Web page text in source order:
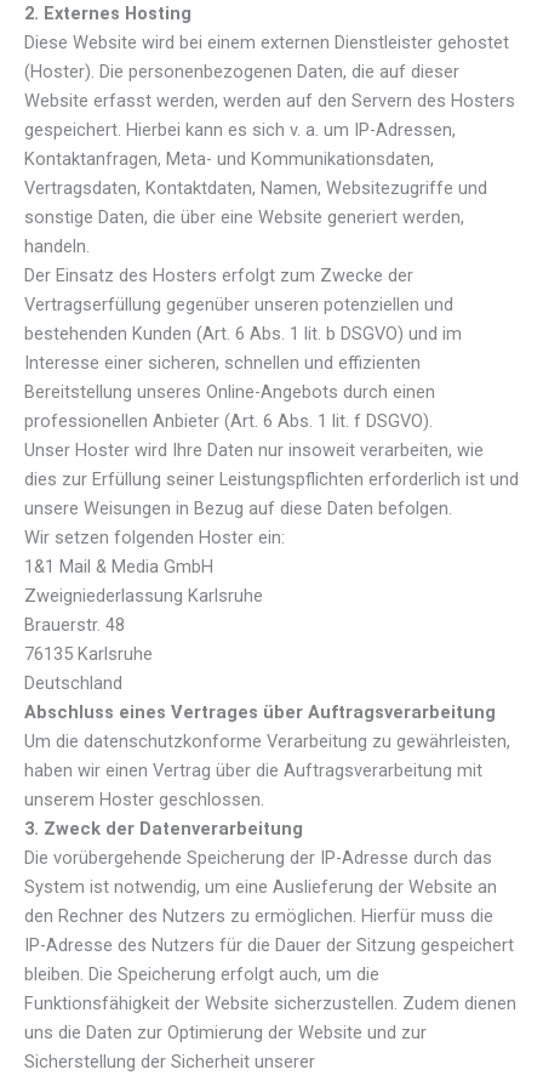
2. Externes Hosting
Diese Website wird bei einem externen Dienstleister gehostet
(Hoster). Die personenbezogenen Daten, die auf dieser
Website erfasst werden, werden auf den Servern des Hosters
gespeichert. Hierbei kann es sich v. a. um IP-Adressen,
Kontaktanfragen, Meta- und Kommunikationsdaten,
Vertragsdaten, Kontaktdaten, Namen, Websitezugriffe und
sonstige Daten, die über eine Website generiert werden,
handeln.
Der Einsatz des Hosters erfolgt zum Zwecke der
Vertragserfüllung gegenüber unseren potenziellen und
bestehenden Kunden (Art. 6 Abs. 1 lit. b DSGVO) und im
Interesse einer sicheren, schnellen und effizienten
Bereitstellung unseres Online-Angebots durch einen
professionellen Anbieter (Art. 6 Abs. 1 lit. f DSGVO).
Unser Hoster wird Ihre Daten nur insoweit verarbeiten, wie
dies zur Erfüllung seiner Leistungspflichten erforderlich ist und
unsere Weisungen in Bezug auf diese Daten befolgen.
Wir setzen folgenden Hoster ein:
1&1 Mail & Media GmbH
Zweigniederlassung Karlsruhe
Brauerstr. 48
76135 Karlsruhe
Deutschland
Abschluss eines Vertrages über Auftragsverarbeitung
Um die datenschutzkonforme Verarbeitung zu gewährleisten,
haben wir einen Vertrag über die Auftragsverarbeitung mit
unserem Hoster geschlossen.
3. Zweck der Datenverarbeitung
Die vorübergehende Speicherung der IP-Adresse durch das
System ist notwendig, um eine Auslieferung der Website an
den Rechner des Nutzers zu ermöglichen. Hierfür muss die
IP-Adresse des Nutzers für die Dauer der Sitzung gespeichert
bleiben. Die Speicherung erfolgt auch, um die
Funktionsfähigkeit der Website sicherzustellen. Zudem dienen
uns die Daten zur Optimierung der Website und zur
Sicherstellung der Sicherheit unserer